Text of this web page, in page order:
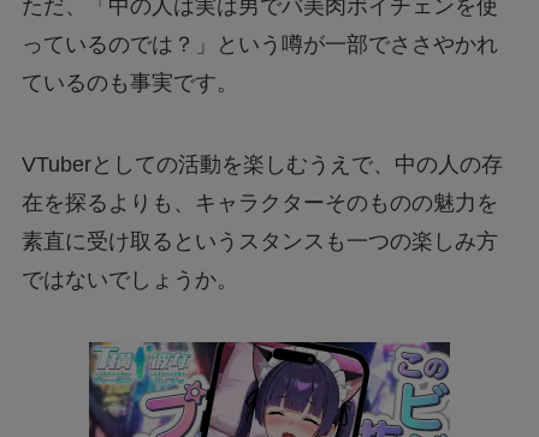
ただ、「中の人は実は男でバ美肉ボイチェンを使
っているのでは？」という噂が一部でささやかれ
ているのも事実です。
VTuberとしての活動を楽しむうえで、中の人の存
在を探るよりも、キャラクターそのものの魅力を
素直に受け取るというスタンスも一つの楽しみ方
ではないでしょうか。